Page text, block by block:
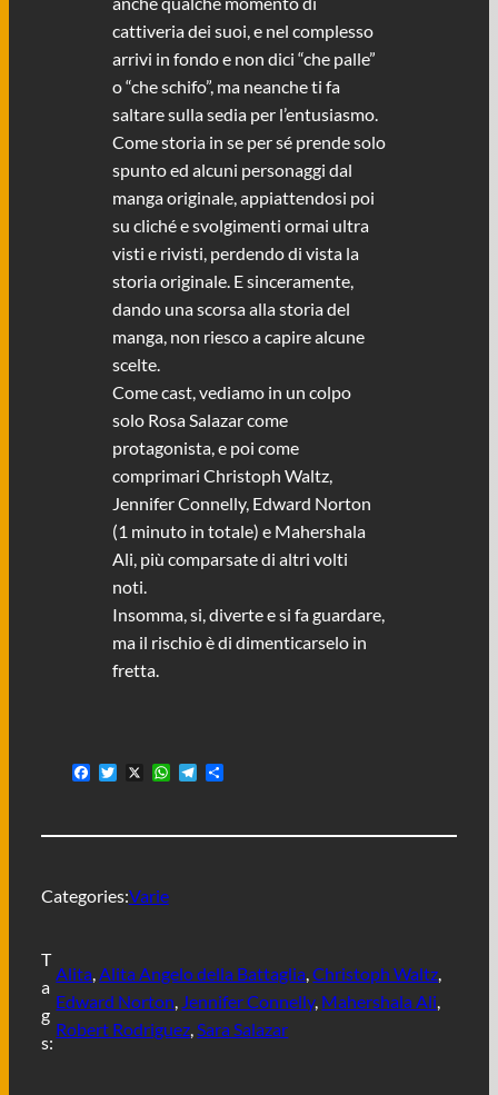
cattiveria dei suoi, e nel complesso
arrivi in fondo e non dici “che palle”
o “che schifo”, ma neanche ti fa
saltare sulla sedia per l’entusiasmo.
Come storia in se per sé prende solo
spunto ed alcuni personaggi dal
manga originale, appiattendosi poi
su cliché e svolgimenti ormai ultra
visti e rivisti, perdendo di vista la
storia originale. E sinceramente,
dando una scorsa alla storia del
manga, non riesco a capire alcune
scelte.
Come cast, vediamo in un colpo
solo Rosa Salazar come
protagonista, e poi come
comprimari Christoph Waltz,
Jennifer Connelly, Edward Norton
(1 minuto in totale) e Mahershala
Ali, più comparsate di altri volti
noti.
Insomma, si, diverte e si fa guardare,
ma il rischio è di dimenticarselo in
fretta.
F
b
k
T
t
X
W
s
T
g
C
i
Categories:Varie
T
a
g
s:
Alita, Alita Angelo della Battaglia, Christoph Waltz
Edward Norton, Jennifer Connelly, Mahershala Ali
Robert Rodriguez, Sara Salazar